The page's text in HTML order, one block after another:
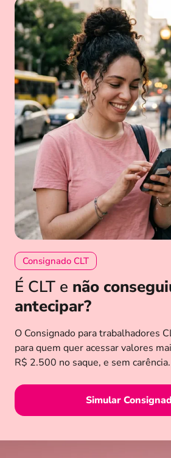
Consignado CLT
É CLT e não
antecipar?
O Consignado para trabalhadores
para quem quer acessar valores
R$ 2.500 no saque, e sem carência.
Simular